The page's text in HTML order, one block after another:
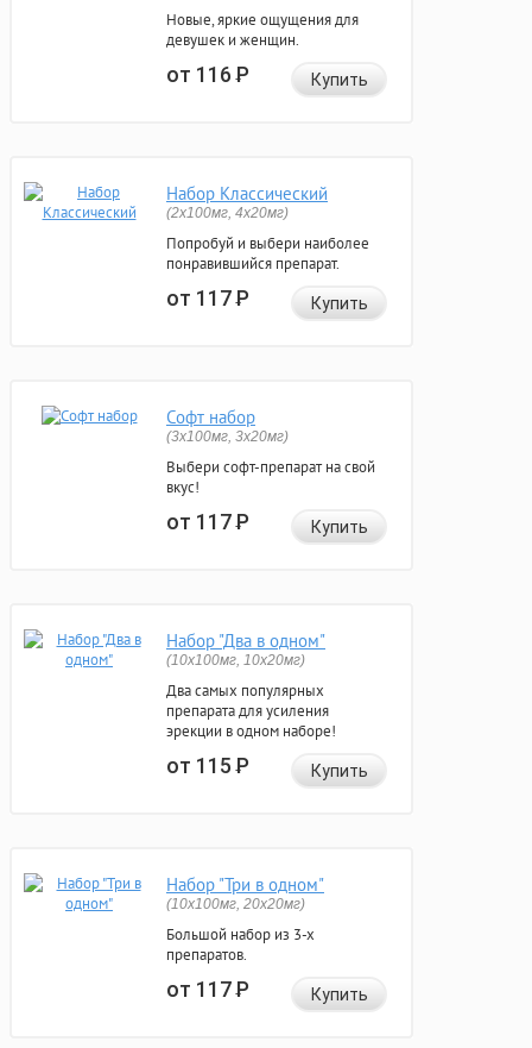
Новые, яркие ощущения для
девушек и женщин.
от 116Р Купить
Набор Классический
(2x100мг, 4x20мг)
Попробуй и выбери наиболее
понравившийся препарат.
от 117Р Купить
Софт набор
(3x100мг, 3x20мг)
Выбери софт-препарат на свой
вкус!
от 117Р Купить
Набор "Два в одном"
(10x100мг, 10x20мг)
Два самых популярных
препарата для усиления
эрекции в одном наборе!
от 115Р Купить
Набор "Три в одном"
(10x100мг, 20x20мг)
Большой набор из 3-х
препаратов.
от 117Р Купить